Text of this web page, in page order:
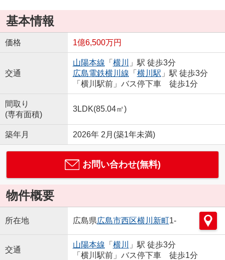
基本情報
価格 1億6,500万円
交通
山陽本線 「 横川
」駅 徒歩3分
広島電鉄横川線 「 横川駅 」駅 徒歩3分
「横川駅前」バス停下車 徒歩1分
間取り
(専有面積)
3LDK(85.04㎡)
築年月 2026年 2月(築1年未満)
お問い合わせ(無料)
物件概要
所在地 広島県広島市西区横川新町1-
交通
山陽本線 「 横川
」駅 徒歩3分
「横川駅前」バス停下車 徒歩1分